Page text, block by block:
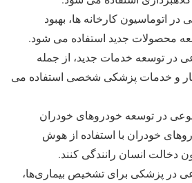
اتوماسیون کارخانه ها، بهبود
محصولات جدید استفاده می شود.
توسعه خدمات جدید، از جمله
و خدمات پزشکی شخصی استفاده می
در توسعه خودروهای خودران
خودران با استفاده از هوش
دخالت انسان رانندگی کنند.
در پزشکی برای تشخیص بیماری‌ها،